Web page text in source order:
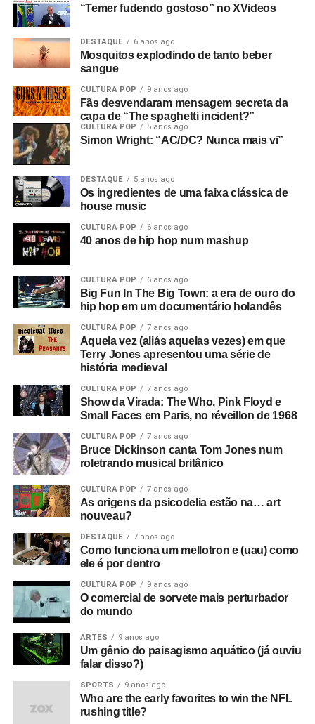
“Temer fudendo gostoso” no XVideos
DESTAQUE 6 anos ago
Mosquitos explodindo de tanto beber
sangue
CULTURA POP 9 anos ago
Fãs desvendaram mensagem secreta da
capa de “The spaghetti incident?”
CULTURA POP 5 anos ago
Simon Wright: “AC/DC? Nunca mais vi”
DESTAQUE 5 anos ago
Os ingredientes de uma faixa clássica de
house music
CULTURA POP 6 anos ago
40 anos de hip hop num mashup
CULTURA POP 6 anos ago
Big Fun In The Big Town: a era de ouro do
hip hop em um documentário holandês
CULTURA POP 7 anos ago
Aquela vez (aliás aquelas vezes) em que
Terry Jones apresentou uma série de
história medieval
CULTURA POP 7 anos ago
Show da Virada: The Who, Pink Floyd e
Small Faces em Paris, no réveillon de 1968
CULTURA POP 7 anos ago
Bruce Dickinson canta Tom Jones num
roletrando musical britânico
CULTURA POP 7 anos ago
As origens da psicodelia estão na… art
nouveau?
DESTAQUE 7 anos ago
Como funciona um mellotron e (uau) como
ele é por dentro
CULTURA POP 9 anos ago
O comercial de sorvete mais perturbador
do mundo
ARTES 9 anos ago
Um gênio do paisagismo aquático (já ouviu
falar disso?)
SPORTS 9 anos ago
Who are the early favorites to win the NFL
rushing title?